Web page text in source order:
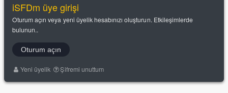
iSFDm üye girişi
Oturum açın veya yeni üyelik hesabınızı oluşturun. Etkileşimlerde
bulunun..
Oturum açın
Yeni üyelik Şifremi unuttum